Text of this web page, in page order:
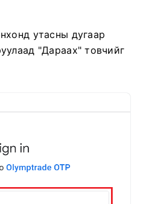
утасны дугаар
"Дараах" товчийг